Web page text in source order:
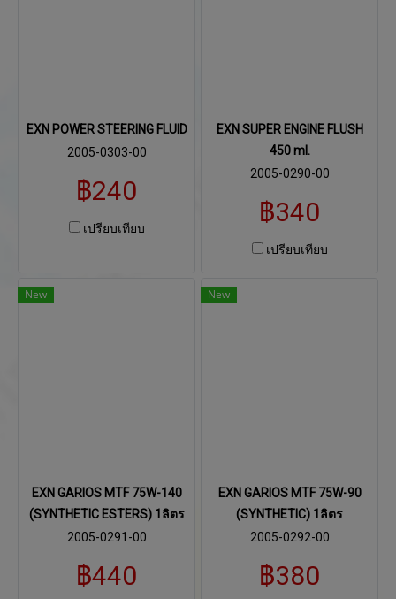
EXN POWER STEERING FLUID
2005-0303-00
฿240
เปรียบเทียบ
EXN SUPER ENGINE FLUSH
450 ml.
2005-0290-00
฿340
เปรียบเทียบ
New
EXN GARIOS MTF 75W-140
(SYNTHETIC ESTERS) 1ลิตร
2005-0291-00
฿440
New
EXN GARIOS MTF 75W-90
(SYNTHETIC) 1ลิตร
2005-0292-00
฿380